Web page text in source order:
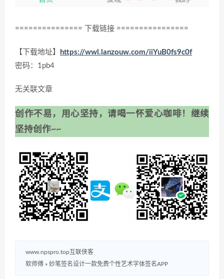
=============== 下载链接 ================
【下载地址】
https://wwl.lanzouw.com/iiYuB0fs9c0f
密码：1pb4
无关联文章
创作不易，用心坚持，请喝一怀爱心咖啡！继续
坚持创作~~
www.npspro.top互联侠客
软师傅 » 妙笔签名设计一款免费个性艺术字体签名APP